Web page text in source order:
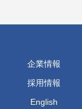
企業情報
採用情報
English